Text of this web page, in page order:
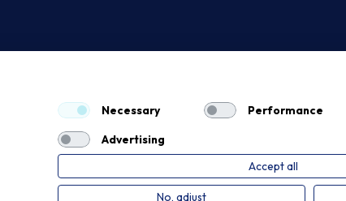
Privacy Policy
Necessary Performance
Advertising
Accept all
No, adjust